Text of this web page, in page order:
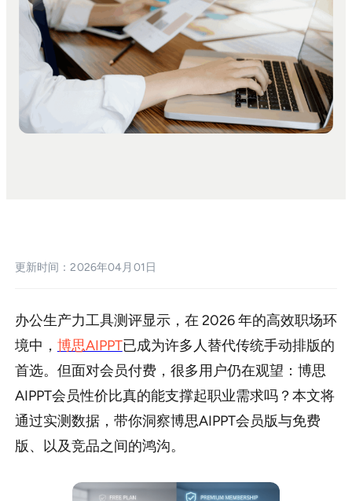
工作汇报模板
PPT美化
PPT技巧
更新时间：2026年04月01日
办公生产力工具测评显示，在 2026 年的高效职场环
境中， 博思AIPPT已成为许多人替代传统手动排版的
首选。但面对会员付费，很多用户仍在观望：博思
AIPPT会员性价比真的能支撑起职业需求吗？本文将
通过实测数据，带你洞察博思AIPPT会员版与免费
版、以及竞品之间的鸿沟。